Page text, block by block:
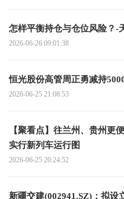
怎样平衡持仓与仓位风险？-
2026-06-26 09:01:38
恒光股份高管周正勇减持
2026-06-25 21:08:53
【聚看点】往兰州、贵州
实行新列车运行图
2026-06-25 20:24:52
新疆交建(002941.SZ)：拟设